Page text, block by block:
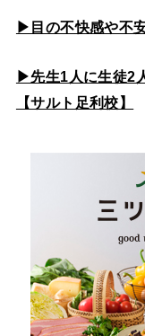
▶目の不快感や不
▶先生1人に生徒2
【サルト足利校】